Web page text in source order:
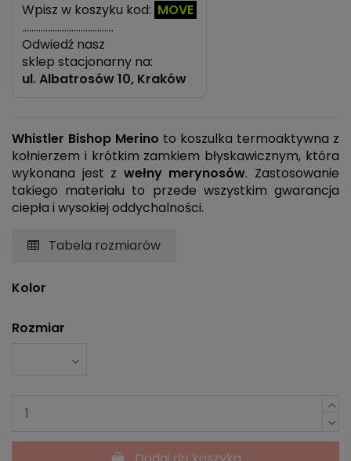
Wpisz w koszyku kod: MOVE
…………………………………
Odwiedź nasz
sklep stacjonarny na:
ul.Albatrosów 10, Kraków
Whistler Bishop Merino to koszulka termoaktywna z
kołnierzem i krótkim zamkiem błyskawicznym, która
wykonana jest z wełny merynosów. Zastosowanie
takiego materiału to przede wszystkim gwarancja
ciepła i wysokiej oddychalności.
Tabela rozmiarów
Kolor
Rozmiar